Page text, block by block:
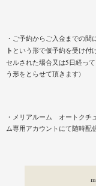
・ご予約からご入金までの間
ト という形で仮予約を受け付
セルされた場合又は5日経っ
う形をとらせて頂きます)
・メリアルーム オートクチ
ム専用アカウントにて随時配